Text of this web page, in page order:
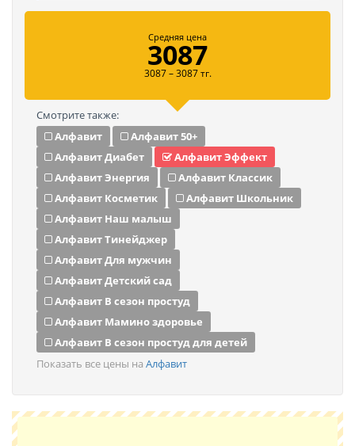
Средняя цена
3087
3087 – 3087 тг.
Смотрите также:
Алфавит
Алфавит 50+
Алфавит Диабет
Алфавит Эффект
Алфавит Энергия
Алфавит Классик
Алфавит Косметик
Алфавит Школьник
Алфавит Наш малыш
Алфавит Тинейджер
Алфавит Для мужчин
Алфавит Детский сад
Алфавит В сезон простуд
Алфавит Мамино здоровье
Алфавит В сезон простуд для детей
Показать все цены на Алфавит